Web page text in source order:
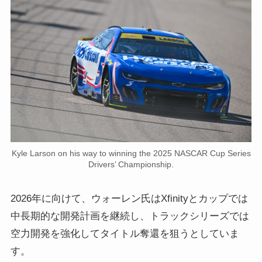
Kyle Larson on his way to winning the 2025 NASCAR Cup Series
Drivers’ Championship.
2026年に向けて、ウォーレン氏はXfinityとカップでは
中長期的な開発計画を継続し、トラックシリーズでは
空力開発を強化してタイトル奪還を狙うとしていま
す。